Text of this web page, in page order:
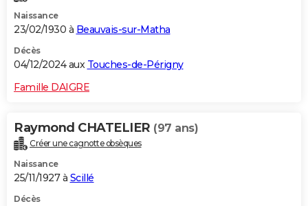
Naissance
23/02/1930 à Beauvais-sur-Matha
Décès
04/12/2024 aux Touches-de-Périgny
Famille DAIGRE
Raymond CHATELIER (97 ans)
Créer une cagnotte obsèques
Naissance
25/11/1927 à Scillé
Décès